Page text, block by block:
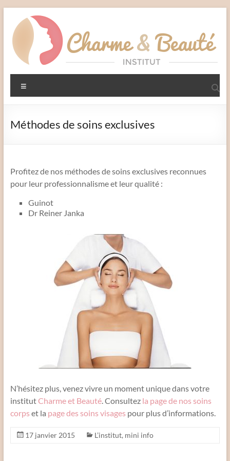
contenu
Charme
et
Beauté
Méthodes de soins exclusives
Profitez de nos méthodes de soins exclusives reconnues
pour leur professionnalisme et leur qualité :
Guinot
Dr Reiner Janka
N’hésitez plus, venez vivre un moment unique dans votre
institutCharme et Beauté. Consultez la page de nos soins
corps et la page des soins visages pour plus d’informations.
17 janvier 2015 L’institut, mini info